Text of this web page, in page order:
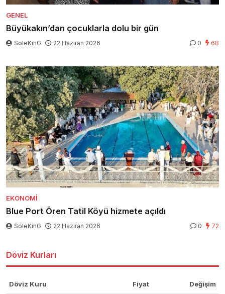
GENEL
Büyükakın’dan çocuklarla dolu bir gün
SoleKinG 22 Haziran 2026 0 68
EKONOMI
Blue Port Ören Tatil Köyü hizmete açıldı
SoleKinG 22 Haziran 2026 0 72
Döviz Kurları
Döviz Kuru Fiyat Değişim